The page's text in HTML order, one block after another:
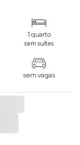
1 quarto
sem suítes
sem vagas